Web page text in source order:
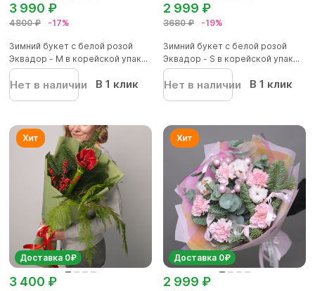
4800 ₽ -17%
3 990 ₽
Зимний букет с белой розой
Эквадор - М в корейской упак...
Нет в наличии В 1 клик
3680 ₽ -19%
2 999 ₽
Зимний букет с белой розой
Эквадор - S в корейской упак...
Нет в наличии В 1 клик
Доставка 0₽
3 400 ₽
Доставка 0₽
2 999 ₽